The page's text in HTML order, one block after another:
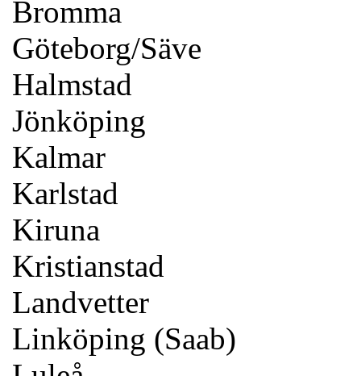
Bromma
Göteborg/Säve
Halmstad
Jönköping
Kalmar
Karlstad
Kiruna
Kristianstad
Landvetter
Linköping (Saab)